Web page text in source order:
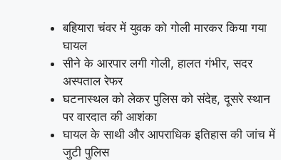
बहियारा चंवर में युवक को गोली मारकर किया गया
घायल
सीने के आरपार लगी गोली, हालत गंभीर, सदर
अस्पताल रेफर
घटनास्थल को लेकर पुलिस को संदेह, दूसरे स्थान
पर वारदात की आशंका
घायल के साथी और आपराधिक इतिहास की जांच में
जुटी पुलिस